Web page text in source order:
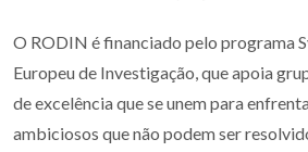
O RODIN é financiado pelo programa
Europeu de Investigação, que apoia
de excelência que se unem para
ambiciosos que não podem ser